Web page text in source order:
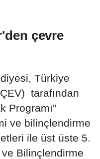
çevre
Türkiye
tarafından
Programı”
ve bilinçlendirme
ile üst üste 5.
Bilinçlendirme